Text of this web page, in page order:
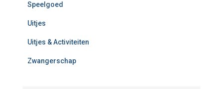
Speelgoed
Uitjes
Uitjes & Activiteiten
Zwangerschap